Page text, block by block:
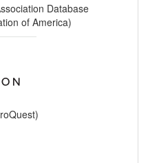
Database
of America)